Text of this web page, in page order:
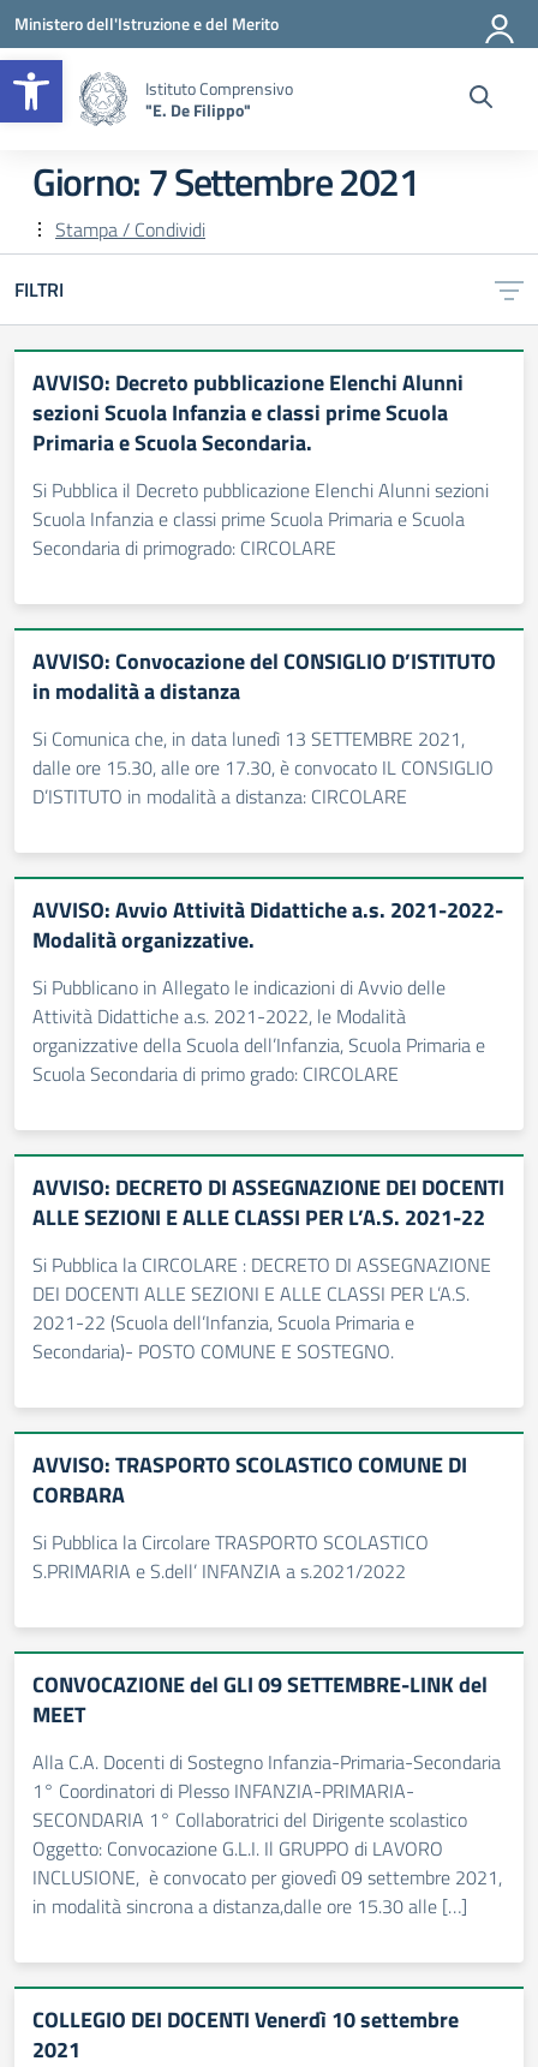
Apri la barra degli strumenti
Vai ai contenuti
Vai al menu di navigazione
Vai al footer
Ministero dell'Istruzione e del Merito
Istituto Comprensivo
"E. De Filippo"
Giorno:7 Settembre 2021
Stampa / Condividi
FILTRI
AVVISO: Decreto pubblicazione Elenchi Alunni
sezioni Scuola Infanzia e classi prime Scuola
Primaria e Scuola Secondaria.
Si Pubblica il Decreto pubblicazione Elenchi Alunni sezioni
Scuola Infanzia e classi prime Scuola Primaria e Scuola
Secondaria di primogrado: CIRCOLARE
AVVISO: Convocazione del CONSIGLIO D’ISTITUTO
in modalità a distanza
Si Comunica che, in data lunedì 13 SETTEMBRE 2021,
dalle ore 15.30, alle ore 17.30, è convocato IL CONSIGLIO
D’ISTITUTO in modalità a distanza: CIRCOLARE
AVVISO: Avvio Attività Didattiche a.s. 2021-2022-
Modalità organizzative.
Si Pubblicano in Allegato le indicazioni di Avvio delle
Attività Didattiche a.s. 2021-2022, le Modalità
organizzative della Scuola dell’Infanzia, Scuola Primaria e
Scuola Secondaria di primo grado: CIRCOLARE
AVVISO: DECRETO DI ASSEGNAZIONE DEI DOCENTI
ALLE SEZIONI E ALLE CLASSI PER L’A.S. 2021-22
Si Pubblica la CIRCOLARE : DECRETO DI ASSEGNAZIONE
DEI DOCENTI ALLE SEZIONI E ALLE CLASSI PER L’A.S.
2021-22 (Scuola dell’Infanzia, Scuola Primaria e
Secondaria)- POSTO COMUNE E SOSTEGNO.
AVVISO: TRASPORTO SCOLASTICO COMUNE DI
CORBARA
Si Pubblica la Circolare TRASPORTO SCOLASTICO
S.PRIMARIA e S.dell’ INFANZIA a s.2021/2022
CONVOCAZIONE del GLI 09 SETTEMBRE-LINK del
MEET
Alla C.A. Docenti di Sostegno Infanzia-Primaria-Secondaria
1° Coordinatori di Plesso INFANZIA-PRIMARIA-
SECONDARIA 1° Collaboratrici del Dirigente scolastico
Oggetto: Convocazione G.L.I. Il GRUPPO di LAVORO
INCLUSIONE, è convocato per giovedì 09 settembre 2021,
in modalità sincrona a distanza,dalle ore 15.30 alle […]
COLLEGIO DEI DOCENTI Venerdì 10 settembre
2021